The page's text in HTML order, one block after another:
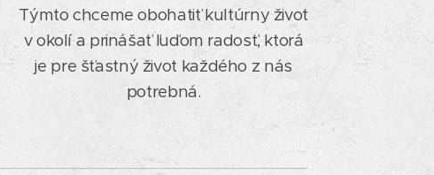
Týmto chceme obohatiť kultúrny život
v okolí a prinášať ľuďom radosť, ktorá
je pre šťastný život každého z nás
potrebná.